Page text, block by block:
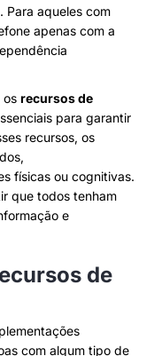
Para aqueles com
apenas com a
os recursos de
para garantir
recursos, os
físicas ou cognitivas.
que todos tenham
e
de
com algum tipo de